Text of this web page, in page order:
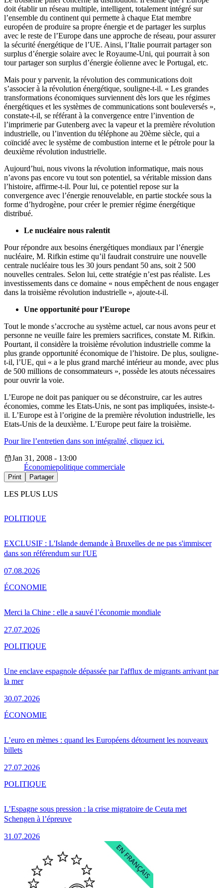
doit établir un réseau multiple, intelligent, totalement intégré sur
l’ensemble du continent qui permette à chaque Etat membre
européen de produire sa propre énergie et de partager les surplus
avec le reste de l’Europe dans une approche de réseau, pour assurer
la sécurité énergétique de l’UE. Ainsi, l’Italie pourrait partager son
surplus d’énergie solaire avec le Royaume-Uni, qui pourrait à son
tour partager son surplus d’énergie éolienne avec le Portugal, etc.
Mais pour y parvenir, la révolution des communications doit
s’associer à la révolution énergétique, souligne-t-il. « Les grandes
transformations économiques surviennent dès lors que les régimes
énergétiques et les systèmes de communications sont bouleversés »,
constate-t-il, se référant à la convergence entre l’invention de
l’imprimerie par Gutenberg avec la vapeur et la première révolution
industrielle, ou l’invention du téléphone au 20ème siècle, qui a
coïncidé avec le système de combustion interne et le pétrole pour la
deuxième révolution industrielle.
Aujourd’hui, nous vivons la révolution informatique, mais nous
n’avons pas encore vu tout son potentiel, sa véritable mission dans
l’histoire, affirme-t-il. Pour lui, ce potentiel repose sur la
convergence avec l’énergie renouvelable, en partie stockée sous la
forme d’hydrogène, pour créer le premier régime énergétique
distribué.
Le nucléaire nous ralentit
Pour répondre aux besoins énergétiques mondiaux par l’énergie
nucléaire, M. Rifkin estime qu’il faudrait construire une nouvelle
centrale nucléaire tous les 30 jours pendant 50 ans, soit 2 500
nouvelles centrales. Selon lui, cette stratégie n’est pas réaliste. Les
investissements dans ce domaine « nous empêchent de nous engager
dans la troisième révolution industrielle », ajoute-t-il.
Une opportunité pour l’Europe
Tout le monde s’accroche au système actuel, car nous avons peur et
personne ne veuille faire les premiers sacrifices, constate M. Rifkin.
Pourtant, il considère la troisième révolution industrielle comme la
plus grande opportunité économique de l’histoire. De plus, souligne-
t-il, l’UE, qui « a le plus grand marché intérieur au monde, avec plus
de 500 millions de consommateurs », possède les atouts nécessaires
pour ouvrir la voie.
L’Europe ne doit pas paniquer ou se déconstruire, car les autres
économies, comme les Etats-Unis, ne sont pas impliquées, insiste-t-
il. L’Europe est à l’origine de la première révolution industrielle, les
Etats-Unis de la deuxième. L’Europe peut faire la troisième.
Pour lire l’entretien dans son intégralité, cliquez ici.
Jan 31, 2008 - 13:00
Économiepolitique commerciale
Print Partager
LES PLUS LUS
EXCLUSIF : L'Islande demande à Bruxelles de ne pas s'immiscer
dans son référendum sur l'UE
07.08.2026
POLITIQUE
Merci la Chine : elle a sauvé l’économie mondiale
27.07.2026
ÉCONOMIE
Une enclave espagnole dépassée par l'afflux de migrants arrivant par
la mer
30.07.2026
POLITIQUE
L’euro en mèmes : quand les Européens détournent les nouveaux
billets
27.07.2026
ÉCONOMIE
L’Espagne sous pression : la crise migratoire de Ceuta met
Schengen à l’épreuve
31.07.2026
POLITIQUE